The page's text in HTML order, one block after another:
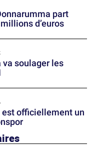
part
d’euros
va soulager les
est officiellement un